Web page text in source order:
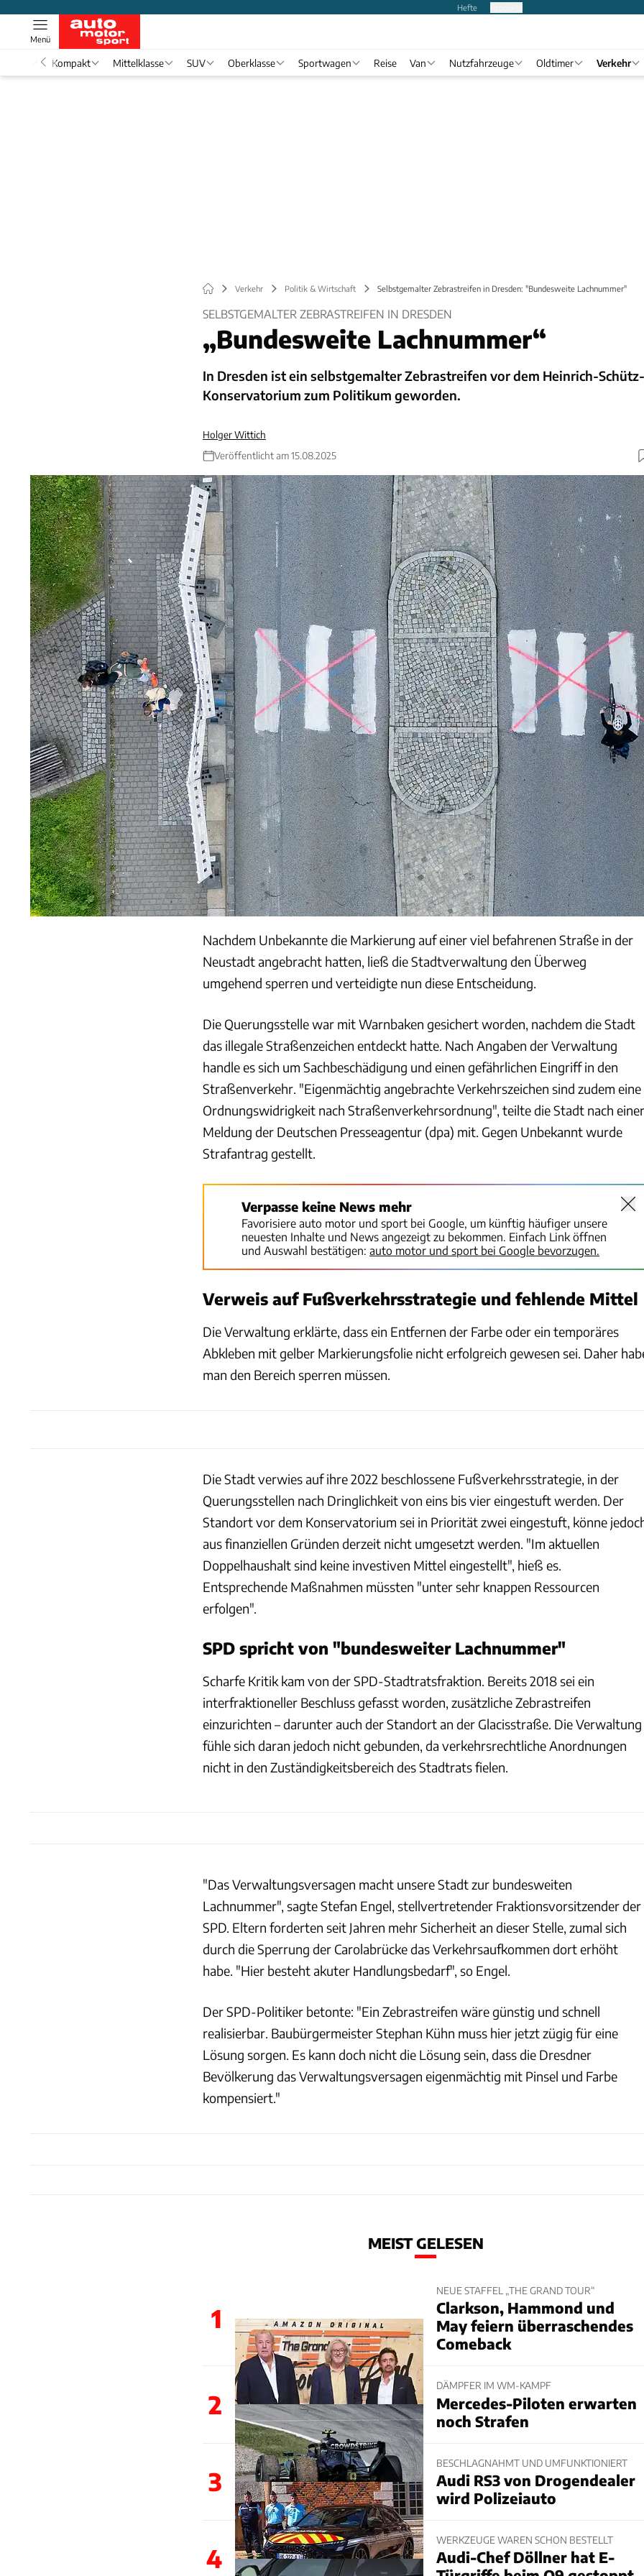
Hefte
Menü
Kompakt Mittelklasse SUV Oberklasse Sportwagen Reise Van Nutzfahrzeuge Oldtimer Verkehr
Verkehr Politik & Wirtschaft Selbstgemalter Zebrastreifen in Dresden: "Bundesweite Lachnummer"
SELBSTGEMALTER ZEBRASTREIFEN IN DRESDEN
„Bundesweite Lachnummer“
In Dresden ist ein selbstgemalter Zebrastreifen vor dem Heinrich-Schütz-
Konservatorium zum Politikum geworden.
Holger Wittich
Veröffentlicht am 15.08.2025
Nachdem Unbekannte die Markierung auf einer viel befahrenen Straße in der
Neustadt angebracht hatten, ließ die Stadtverwaltung den Überweg
umgehend sperren und verteidigte nun diese Entscheidung.
Die Querungsstelle war mit Warnbaken gesichert worden, nachdem die Stadt
das illegale Straßenzeichen entdeckt hatte. Nach Angaben der Verwaltung
handle es sich um Sachbeschädigung und einen gefährlichen Eingriff in den
Straßenverkehr. "Eigenmächtig angebrachte Verkehrszeichen sind zudem eine
Ordnungswidrigkeit nach Straßenverkehrsordnung", teilte die Stadt nach einer
Meldung der Deutschen Presseagentur (dpa) mit. Gegen Unbekannt wurde
Strafantrag gestellt.
Verpasse keine News mehr
Favorisiere auto motor und sport bei Google, um künftig häufiger unsere
neuesten Inhalte und News angezeigt zu bekommen. Einfach Link öffnen
und Auswahl bestätigen: auto motor und sport bei Google bevorzugen.
Verweis auf Fußverkehrsstrategie und fehlende Mittel
Die Verwaltung erklärte, dass ein Entfernen der Farbe oder ein temporäres
Abkleben mit gelber Markierungsfolie nicht erfolgreich gewesen sei. Daher
man den Bereich sperren müssen.
Die Stadt verwies auf ihre 2022 beschlossene Fußverkehrsstrategie, in der
Querungsstellen nach Dringlichkeit von eins bis vier eingestuft werden. Der
Standort vor dem Konservatorium sei in Priorität zwei eingestuft, könne
aus finanziellen Gründen derzeit nicht umgesetzt werden. "Im aktuellen
Doppelhaushalt sind keine investiven Mittel eingestellt", hieß es.
Entsprechende Maßnahmen müssten "unter sehr knappen Ressourcen
erfolgen".
SPD spricht von "bundesweiter Lachnummer"
Scharfe Kritik kam von der SPD-Stadtratsfraktion. Bereits 2018 sei ein
interfraktioneller Beschluss gefasst worden, zusätzliche Zebrastreifen
einzurichten – darunter auch der Standort an der Glacisstraße. Die Verwaltung
fühle sich daran jedoch nicht gebunden, da verkehrsrechtliche Anordnungen
nicht in den Zuständigkeitsbereich des Stadtrats fielen.
"Das Verwaltungsversagen macht unsere Stadt zur bundesweiten
Lachnummer", sagte Stefan Engel, stellvertretender Fraktionsvorsitzender der
SPD. Eltern forderten seit Jahren mehr Sicherheit an dieser Stelle, zumal sich
durch die Sperrung der Carolabrücke das Verkehrsaufkommen dort erhöht
habe. "Hier besteht akuter Handlungsbedarf", so Engel.
Der SPD-Politiker betonte: "Ein Zebrastreifen wäre günstig und schnell
realisierbar. Baubürgermeister Stephan Kühn muss hier jetzt zügig für eine
Lösung sorgen. Es kann doch nicht die Lösung sein, dass die Dresdner
Bevölkerung das Verwaltungsversagen eigenmächtig mit Pinsel und Farbe
kompensiert."
MEIST GELESEN
1
NEUE STAFFEL „THE GRAND TOUR“
Clarkson, Hammond und
May feiern überraschendes
Comeback
2
DÄMPFER IM WM-KAMPF
Mercedes-Piloten erwarten
noch Strafen
3
BESCHLAGNAHMT UND UMFUNKTIONIERT
Audi RS3 von Drogendealer
wird Polizeiauto
4
WERKZEUGE WAREN SCHON BESTELLT
Audi-Chef Döllner hat E-